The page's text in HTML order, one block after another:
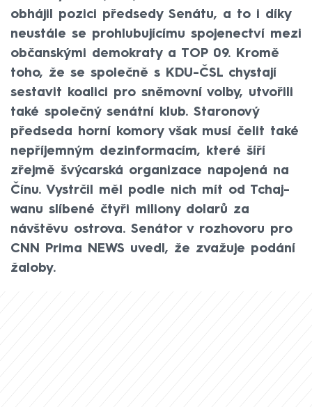
obhájil pozici předsedy Senátu, a to i díky
neustále se prohlubujícímu spojenectví mezi
občanskými demokraty a TOP 09. Kromě
toho, že se společně s KDU-ČSL chystají
sestavit koalici pro sněmovní volby, utvořili
také společný senátní klub. Staronový
předseda horní komory však musí čelit také
nepříjemným dezinformacím, které šíří
zřejmě švýcarská organizace napojená na
Čínu. Vystrčil měl podle nich mít od Tchaj-
wanu slíbené čtyři miliony dolarů za
návštěvu ostrova. Senátor v rozhovoru pro
CNN Prima NEWS uvedl, že zvažuje podání
žaloby.